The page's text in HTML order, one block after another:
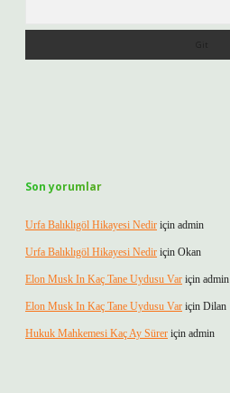
Son yorumlar
Urfa Balıklıgöl Hikayesi Nedir için admin
Urfa Balıklıgöl Hikayesi Nedir için Okan
Elon Musk In Kaç Tane Uydusu Var için admin
Elon Musk In Kaç Tane Uydusu Var için Dilan
Hukuk Mahkemesi Kaç Ay Sürer için admin